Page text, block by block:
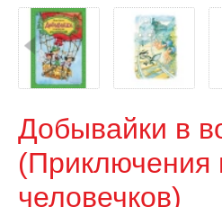
Добывайки в
(Приключения
человечков)